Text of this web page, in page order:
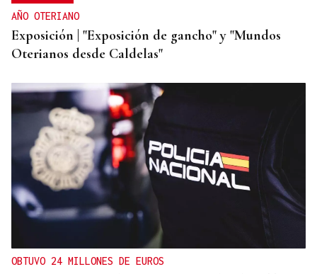
AÑO OTERIANO
Exposición | "Exposición de gancho" y "Mundos
Oterianos desde Caldelas"
OBTUVO 24 MILLONES DE EUROS